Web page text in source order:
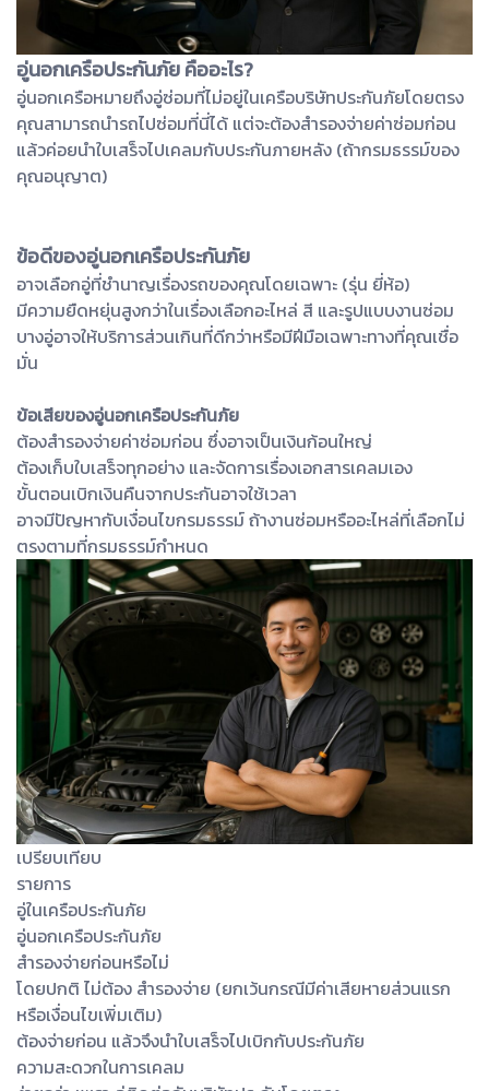
อู่นอกเครือประกันภัย คืออะไร?
อู่นอกเครือหมายถึงอู่ซ่อมที่ไม่อยู่ในเครือบริษัทประกันภัยโดยตรง
คุณสามารถนำรถไปซ่อมที่นี่ได้ แต่จะต้องสำรองจ่ายค่าซ่อมก่อน
แล้วค่อยนำใบเสร็จไปเคลมกับประกันภายหลัง (ถ้ากรมธรรม์ของ
คุณอนุญาต)
ข้อดีของอู่นอกเครือประกันภัย
อาจเลือกอู่ที่ชำนาญเรื่องรถของคุณโดยเฉพาะ (รุ่น ยี่ห้อ)
มีความยืดหยุ่นสูงกว่าในเรื่องเลือกอะไหล่ สี และรูปแบบงานซ่อม
บางอู่อาจให้บริการส่วนเกินที่ดีกว่าหรือมีฝีมือเฉพาะทางที่คุณเชื่อ
มั่น
ข้อเสียของอู่นอกเครือประกันภัย
ต้องสำรองจ่ายค่าซ่อมก่อน ซึ่งอาจเป็นเงินก้อนใหญ่
ต้องเก็บใบเสร็จทุกอย่าง และจัดการเรื่องเอกสารเคลมเอง
ขั้นตอนเบิกเงินคืนจากประกันอาจใช้เวลา
อาจมีปัญหากับเงื่อนไขกรมธรรม์ ถ้างานซ่อมหรืออะไหล่ที่เลือกไม่
ตรงตามที่กรมธรรม์กำหนด
เปรียบเทียบ
รายการ
อู่ในเครือประกันภัย
อู่นอกเครือประกันภัย
สำรองจ่ายก่อนหรือไม่
โดยปกติ ไม่ต้อง สำรองจ่าย (ยกเว้นกรณีมีค่าเสียหายส่วนแรก
หรือเงื่อนไขเพิ่มเติม)
ต้องจ่ายก่อน แล้วจึงนำใบเสร็จไปเบิกกับประกันภัย
ความสะดวกในการเคลม